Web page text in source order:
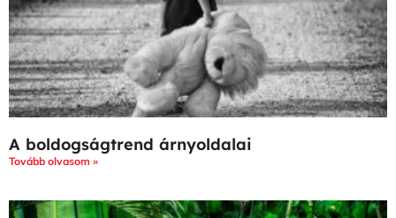
A boldogságtrend árnyoldalai
Tovább olvasom »